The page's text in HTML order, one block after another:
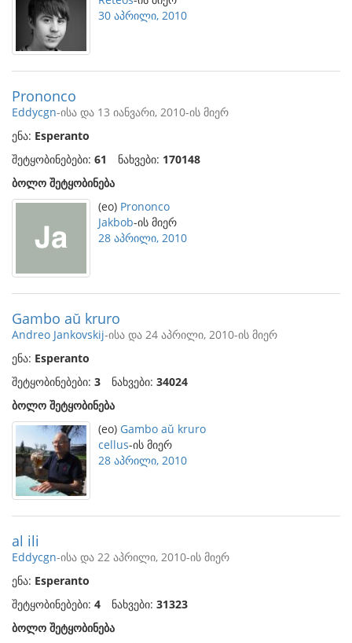
30 აპრილი, 2010
Prononco
Eddycgn-ისა და 13 იანვარი, 2010-ის მიერ
ენა: Esperanto
შეტყობინებები: 61 ნახვები: 170148
ბოლო შეტყობინება
(eo) Prononco
Jakbob-ის მიერ
28 აპრილი, 2010
Gambo aŭ kruro
Andreo Jankovskij-ისა და 24 აპრილი, 2010-ის მიერ
ენა: Esperanto
შეტყობინებები: 3 ნახვები: 34024
ბოლო შეტყობინება
(eo) Gambo aŭ kruro
cellus-ის მიერ
28 აპრილი, 2010
al ili
Eddycgn-ისა და 22 აპრილი, 2010-ის მიერ
ენა: Esperanto
შეტყობინებები: 4 ნახვები: 31323
ბოლო შეტყობინება